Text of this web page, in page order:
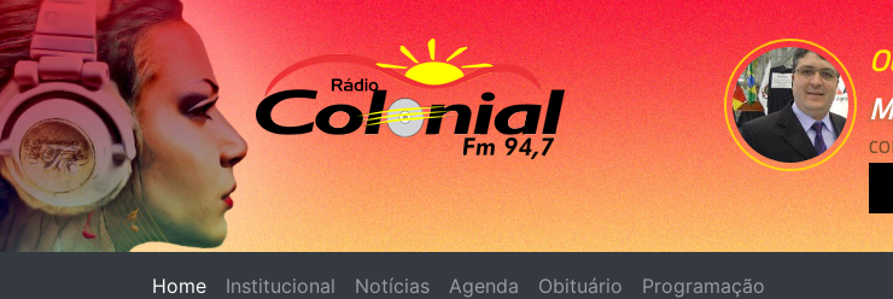
Home (página atual)
Institucional Notícias Agenda Obituário Programação